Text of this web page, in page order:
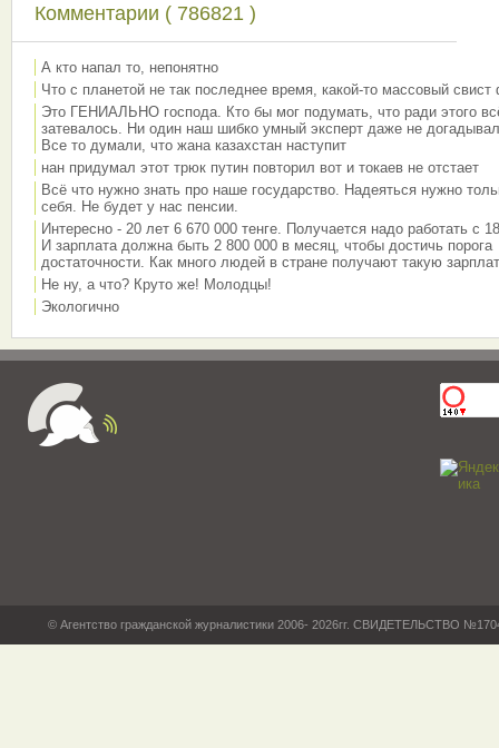
Комментарии ( 786821 )
А кто напал то, непонятно
Что с планетой не так последнее время, какой-то массовый свист
Это ГЕНИАЛЬНО господа. Кто бы мог подумать, что ради этого
затевалось. Ни один наш шибко умный эксперт даже не
Все то думали, что жана казахстан наступит
нан придумал этот трюк путин повторил вот и токаев не отстает
Всё что нужно знать про наше государство. Надеяться нужно
себя. Не будет у нас пенсии.
Интересно - 20 лет 6 670 000 тенге. Получается надо работать с
И зарплата должна быть 2 800 000 в месяц, чтобы достичь порога
достаточности. Как много людей в стране получают такую
Не ну, а что? Круто же! Молодцы!
Экологично
© Агентство гражданской журналистики 2006- 2026гг. СВИДЕТЕЛЬСТВО